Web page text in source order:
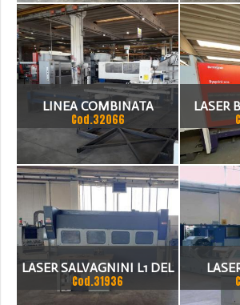
LINEA COMBINATA
TRUMPH LASER TLF TURBO
TRUMATIC
Cod.32066
LASER
LASER SALVAGNINI L1 DEL
2001 CON CAMBIO PALLET
Cod.31936